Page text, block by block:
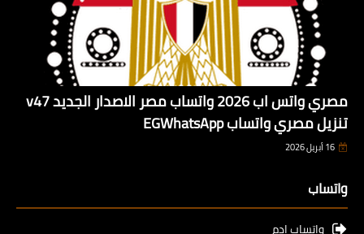
مصري واتس اب 2026 واتساب مصر الاصدار الجديد v47
تنزيل مصري واتساب EGWhatsApp
16 أبريل 2026
واتساب
واتساب ادم